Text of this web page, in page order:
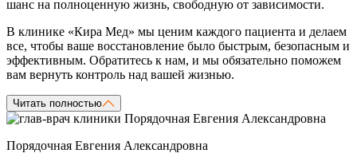
шанс на полноценную жизнь, свободную от зависимости.
В клинике «Кира Мед» мы ценим каждого пациента и делаем
все, чтобы ваше восстановление было быстрым, безопасным и
эффективным. Обратитесь к нам, и мы обязательно поможем
вам вернуть контроль над вашей жизнью.
Читать полностью
Порядочная Евгения Александровна